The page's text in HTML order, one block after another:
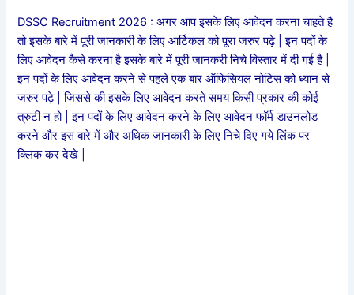
DSSC Recruitment 2026 : अगर आप इसके लिए आवेदन करना चाहते है
तो इसके बारे में पूरी जानकारी के लिए आर्टिकल को पूरा जरुर पढ़े | इन पदों के
लिए आवेदन कैसे करना है इसके बारे में पूरी जानकरी निचे विस्तार में दी गई है |
इन पदों के लिए आवेदन करने से पहले एक बार ऑफिसियल नोटिस को ध्यान से
जरुर पढ़े | जिससे की इसके लिए आवेदन करते समय किसी प्रकार की कोई
त्रुटी न हो | इन पदों के लिए आवेदन करने के लिए आवेदन फॉर्म डाउनलोड
करने और इस बारे में और अधिक जानकारी के लिए निचे दिए गये लिंक पर
क्लिक कर देखे |